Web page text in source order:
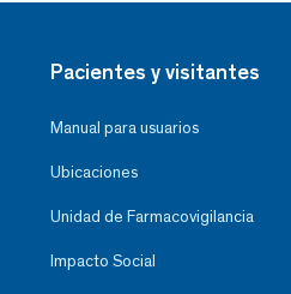
Pacientes y visitantes
Manual para usuarios
Ubicaciones
Unidad de Farmacovigilancia
Impacto Social